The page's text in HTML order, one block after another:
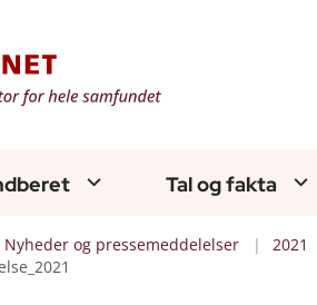
Tal og fakta
Nyheder og pressemeddelelser 2021